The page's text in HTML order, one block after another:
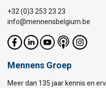
+32 (0)3 253 23 23
info@mennensbelgium.be
Mennens Groep
Meer dan 135 jaar kennis en